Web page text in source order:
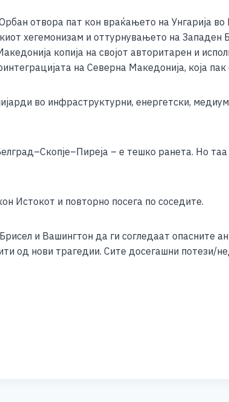
отвора пат кон враќањето на Унгарија во
хегемонизам и оттурнувањето на Западен
копија на својот авторитарен и
на Северна Македонија, која
во инфраструктурни, енергетски,
– е тешко ранетa. Но
Истокот и повторно посега по соседите.
и Вашингтон да ги согледаат опасните
од нови трагедии. Сите досегашни потези/